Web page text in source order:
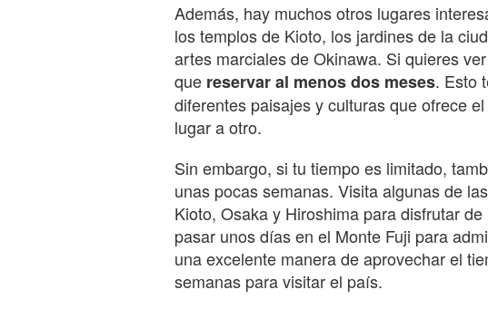
Además, hay muchos otros lugares
los templos de Kioto, los jardines de la
artes marciales de Okinawa. Si quieres
que reservar al menos dos meses. Esto
diferentes paisajes y culturas que ofrece
lugar a otro.
Sin embargo, si tu tiempo es limitado,
unas pocas semanas. Visita algunas de
Kioto, Osaka y Hiroshima para disfrutar
pasar unos días en el Monte Fuji para
una excelente manera de aprovechar el
semanas para visitar el país.